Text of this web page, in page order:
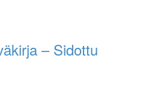
– Sidottu